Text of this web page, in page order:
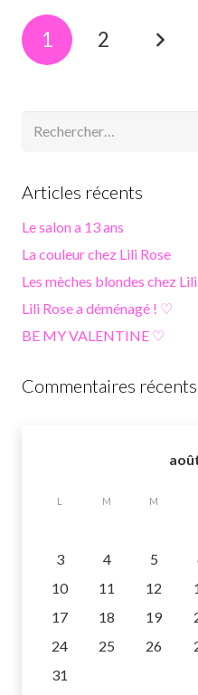
1 2
Articles récents
Le salon a 13 ans
La couleur chez Lili Rose
Les mèches blondes chez
Lili Rose a déménagé ! ♡
BE MY VALENTINE ♡
Commentaires récents
L M M
3
4 5
10
11 12
17
18 19
24
25 26
31